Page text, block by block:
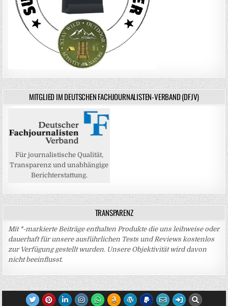
MITGLIED IM DEUTSCHEN FACHJOURNALISTEN-VERBAND (DFJV)
Für journalistische Qualität,
Transparenz und unabhängige
Berichterstattung.
TRANSPARENZ
Mit *-markierte Beiträge enthalten Produkte die uns leihweise oder
dauerhaft für unsere ausführlichen Tests und Reviews kostenlos
zur Verfügung gestellt wurden. Unsere Objektivität wird davon
nicht beeinflusst.